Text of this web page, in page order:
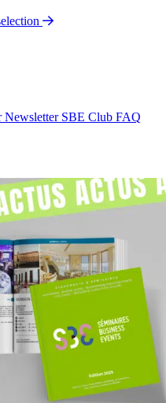
Newsletter SBE Club FAQ